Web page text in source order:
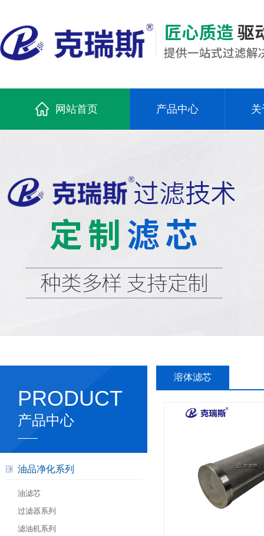
网站首页 产品中心
PRODUCT
产品中心
油品净化系列
油滤芯
过滤器系列
滤油机系列
溶体滤芯